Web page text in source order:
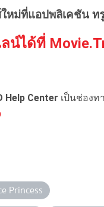
หม่ที่แอปพลิเคชัน ท
น์ได้ที่
Help Center เป็นช่อง
Princess